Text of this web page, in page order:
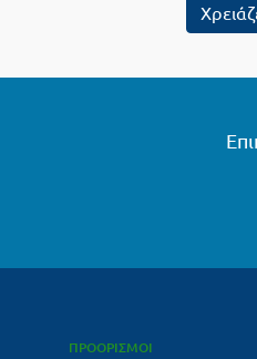
ΠΡΟΟΡΙΣΜΟΙ